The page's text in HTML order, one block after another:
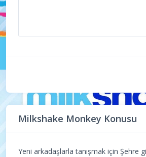
Milkshake Monkey Konusu
Yeni arkadaşlarla tanışmak için Şehre